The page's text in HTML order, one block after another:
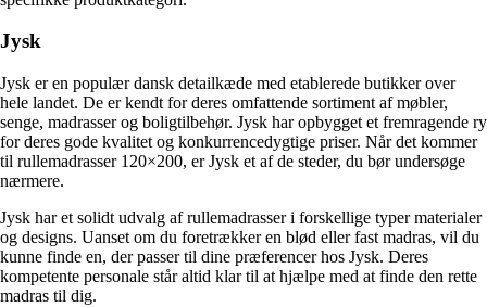
Jysk
Jysk er en populær dansk detailkæde med etablerede butikker over
hele landet. De er kendt for deres omfattende sortiment af møbler,
senge, madrasser og boligtilbehør. Jysk har opbygget et fremragende ry
for deres gode kvalitet og konkurrencedygtige priser. Når det kommer
til rullemadrasser 120×200, er Jysk et af de steder, du bør undersøge
nærmere.
Jysk har et solidt udvalg af rullemadrasser i forskellige typer materialer
og designs. Uanset om du foretrækker en blød eller fast madras, vil du
kunne finde en, der passer til dine præferencer hos Jysk. Deres
kompetente personale står altid klar til at hjælpe med at finde den rette
madras til dig.